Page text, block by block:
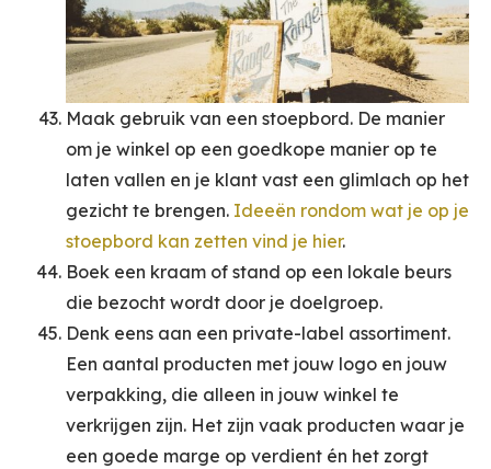
Maak gebruik van een stoepbord. De manier
om je winkel op een goedkope manier op te
laten vallen en je klant vast een glimlach op het
gezicht te brengen. Ideeën rondom wat je op je
stoepbord kan zetten vind je hier.
Boek een kraam of stand op een lokale beurs
die bezocht wordt door je doelgroep.
Denk eens aan een private-label assortiment.
Een aantal producten met jouw logo en jouw
verpakking, die alleen in jouw winkel te
verkrijgen zijn. Het zijn vaak producten waar je
een goede marge op verdient én het zorgt